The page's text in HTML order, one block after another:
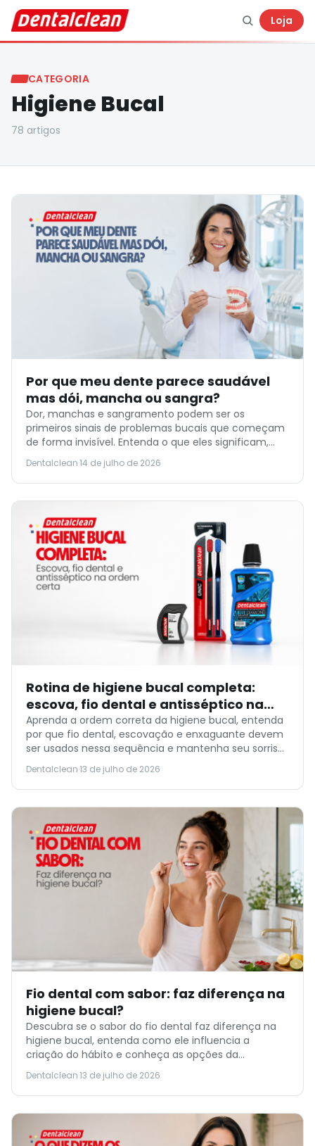
Loja
CATEGORIA
Higiene Bucal
78 artigos
Por que meu dente parece saudável
mas dói, mancha ou sangra?
Dor, manchas e sangramento podem ser os
primeiros sinais de problemas bucais que começam
de forma invisível. Entenda o que eles significam,
Dentalclean·14 de julho de 2026
Rotina de higiene bucal completa:
escova, fio dental e antisséptico na
ordem certa
Aprenda a ordem correta da higiene bucal, entenda
por que fio dental, escovação e enxaguante devem
ser usados nessa sequência e mantenha seu sorriso
Dentalclean·13 de julho de 2026
Fio dental com sabor: faz diferença na
higiene bucal?
Descubra se o sabor do fio dental faz diferença na
higiene bucal, entenda como ele influencia a
criação do hábito e conheça as opções da
Dentalclean·13 de julho de 2026